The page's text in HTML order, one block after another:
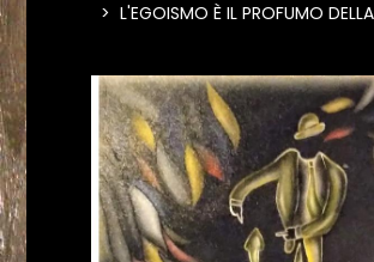
L'EGOISMO È IL PROFUMO